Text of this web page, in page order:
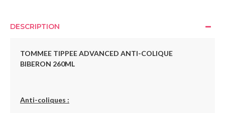
DESCRIPTION
TOMMEE TIPPEE ADVANCED ANTI-COLIQUE
BIBERON 260ML
Anti-coliques :